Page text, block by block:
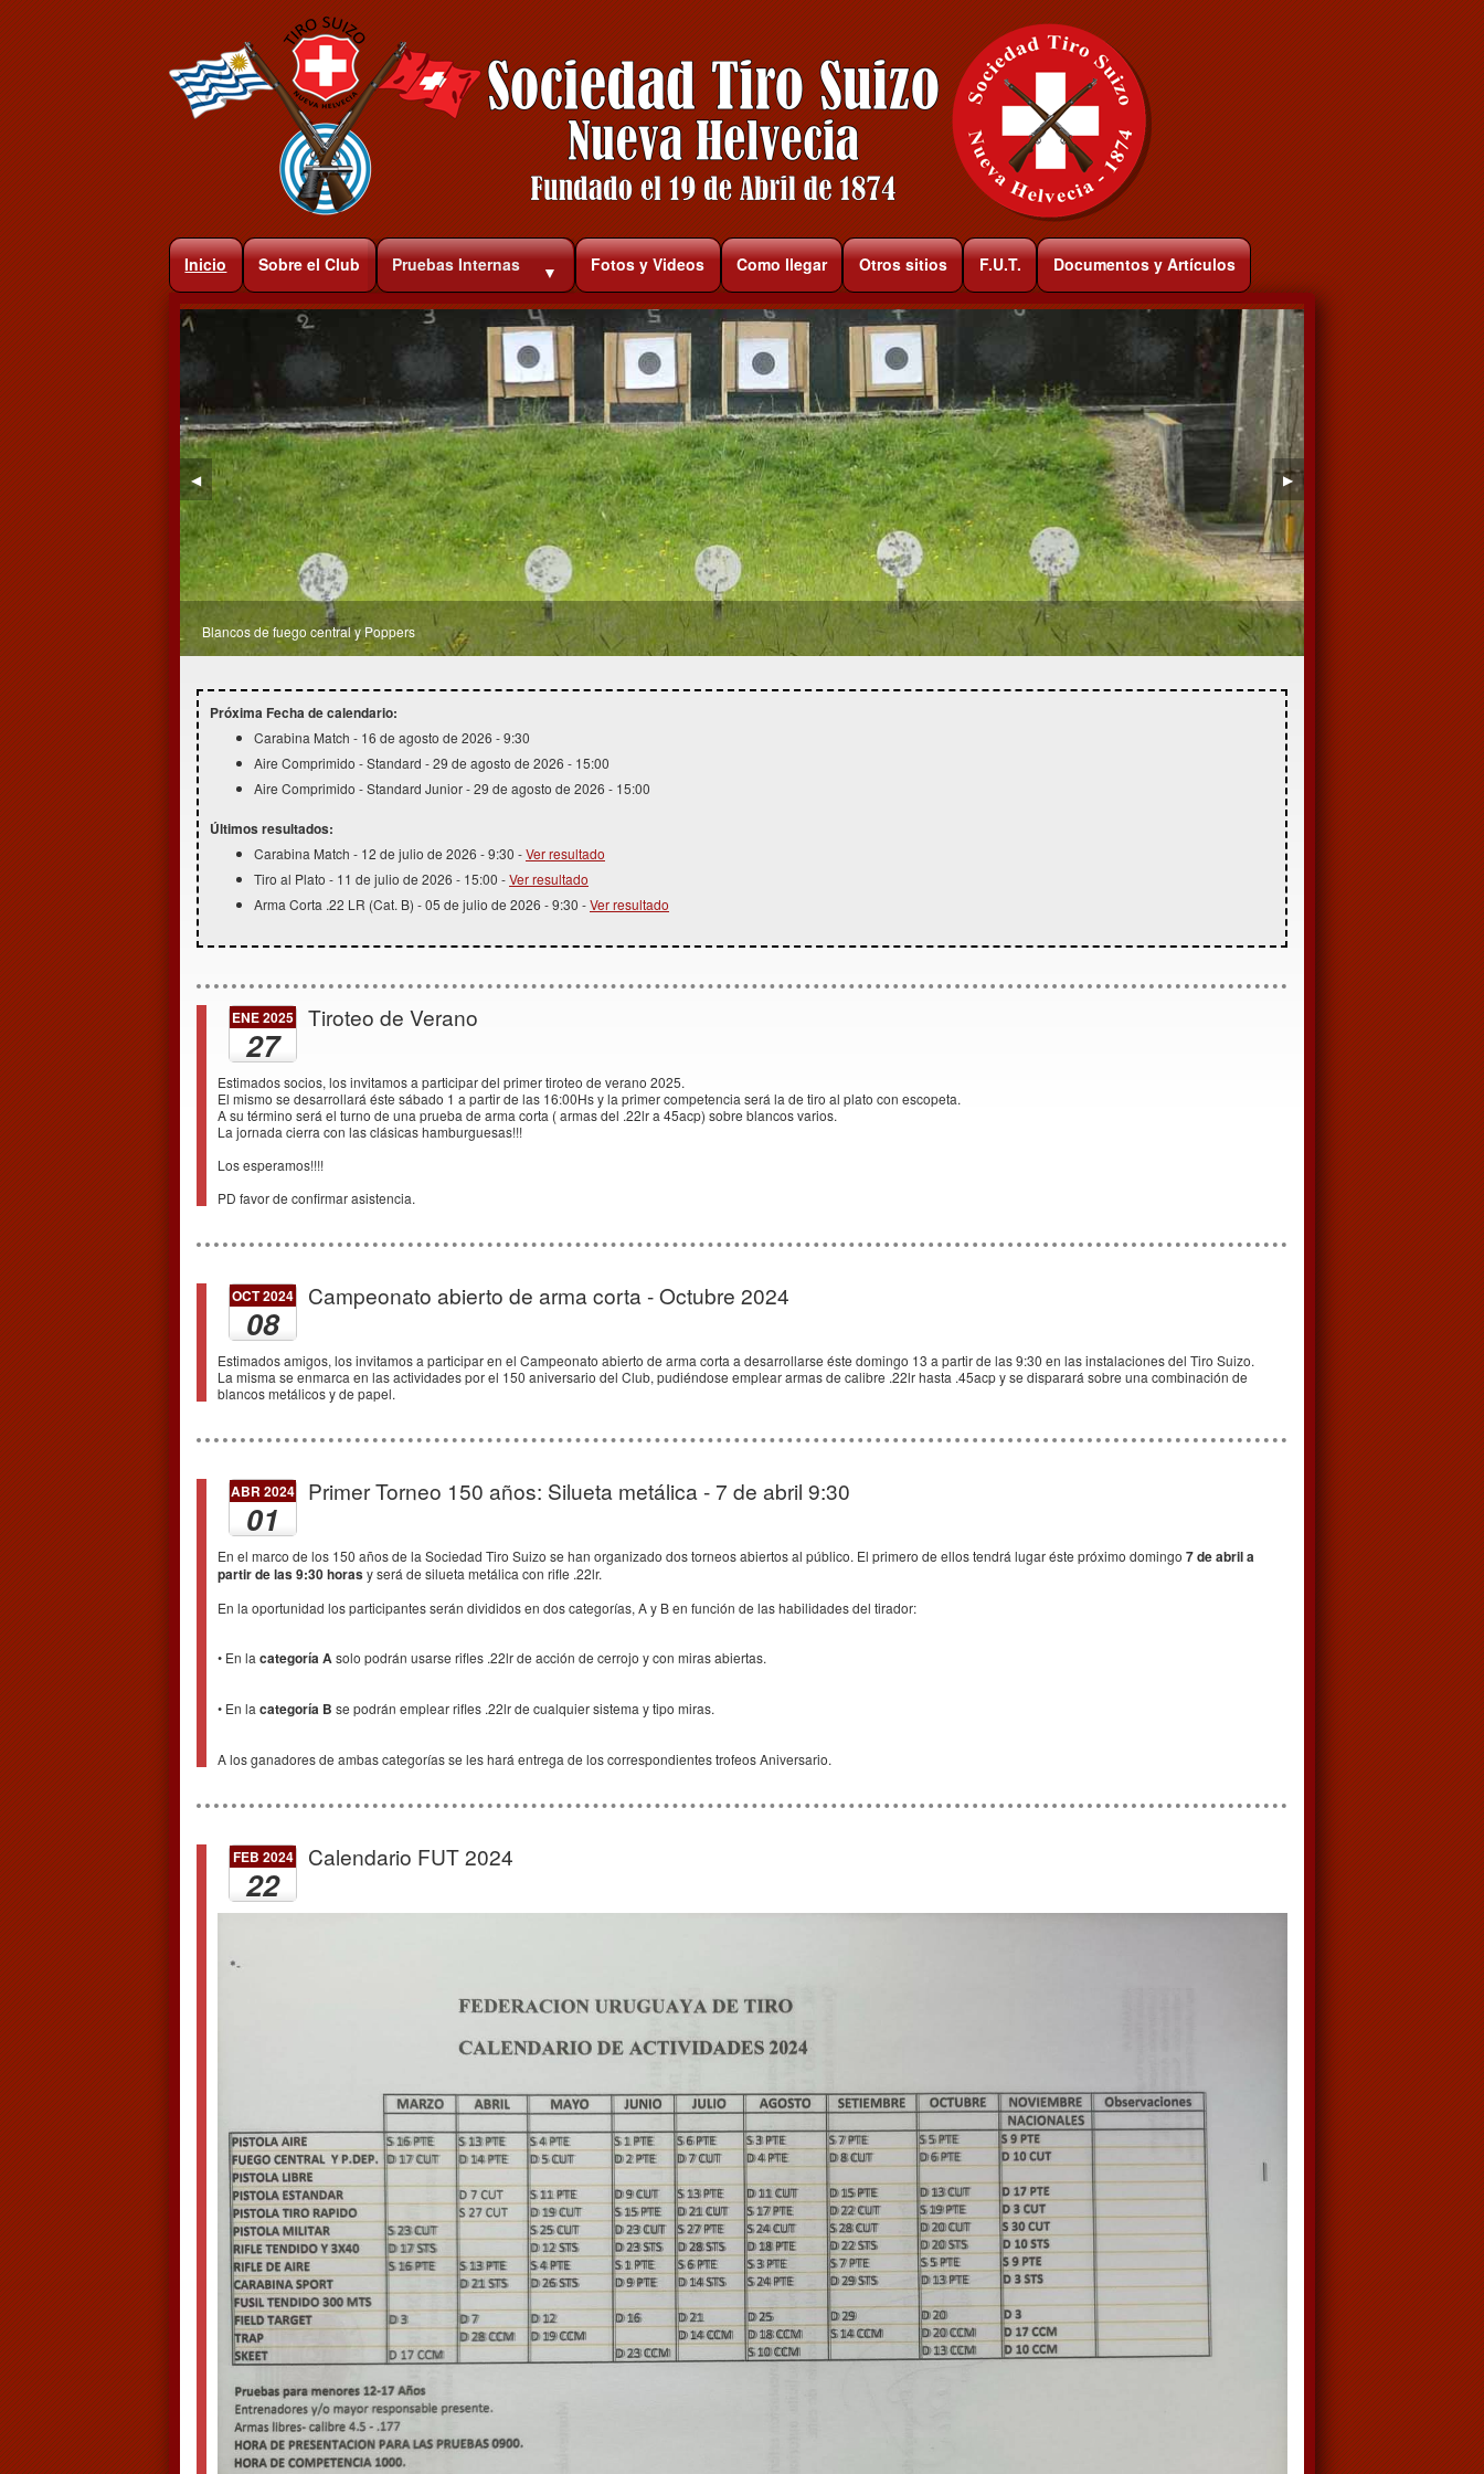
Inicio Sobre el Club Pruebas Internas ▼ Fotos y Videos Como llegar Otros sitios F.U.T. Documentos y Artículos
Blancos de fuego central y Poppers
Zona de blancos a 50 metros
◀ ▶
Próxima Fecha de calendario:
Carabina Match - 16 de agosto de 2026 - 9:30
Aire Comprimido - Standard - 29 de agosto de 2026 - 15:00
Aire Comprimido - Standard Junior - 29 de agosto de 2026 - 15:00
Últimos resultados:
Carabina Match - 12 de julio de 2026 - 9:30 -Ver resultado
Tiro al Plato - 11 de julio de 2026 - 15:00 -Ver resultado
Arma Corta .22 LR (Cat. B) - 05 de julio de 2026 - 9:30 -Ver resultado
ENE 2025
27
Tiroteo de Verano
Estimados socios, los invitamos a participar del primer tiroteo de verano 2025.
El mismo se desarrollará éste sábado 1 a partir de las 16:00Hs y la primer competencia será la de tiro al plato con escopeta.
A su término será el turno de una prueba de arma corta ( armas del .22lr a 45acp) sobre blancos varios.
La jornada cierra con las clásicas hamburguesas!!!
Los esperamos!!!!
PD favor de confirmar asistencia.
OCT 2024
08
Campeonato abierto de arma corta - Octubre 2024
Estimados amigos, los invitamos a participar en el Campeonato abierto de arma corta a desarrollarse éste domingo 13 a partir de las 9:30 en las instalaciones del Tiro Suizo.
La misma se enmarca en las actividades por el 150 aniversario del Club, pudiéndose emplear armas de calibre .22lr hasta .45acp y se disparará sobre una combinación de
blancos metálicos y de papel.
ABR 2024
01
Primer Torneo 150 años: Silueta metálica - 7 de abril 9:30
En el marco de los 150 años de la Sociedad Tiro Suizo se han organizado dos torneos abiertos al público. El primero de ellos tendrá lugar éste próximo domingo 7 de abril a
partir de las 9:30 horasy será de silueta metálica con rifle .22lr.
En la oportunidad los participantes serán divididos en dos categorías, A y B en función de las habilidades del tirador:
• En la categoría Asolo podrán usarse rifles .22lr de acción de cerrojo y con miras abiertas.
• En la categoría B se podrán emplear rifles .22lr de cualquier sistema y tipo miras.
A los ganadores de ambas categorías se les hará entrega de los correspondientes trofeos Aniversario.
FEB 2024
22
Calendario FUT 2024